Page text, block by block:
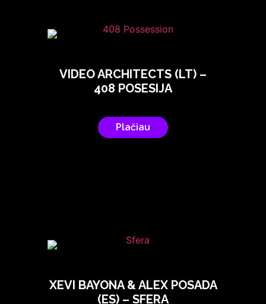
VIDEO ARCHITECTS (LT) –
408 POSESIJA
Plačiau
XEVI BAYONA & ALEX POSADA
(ES) – SFERA